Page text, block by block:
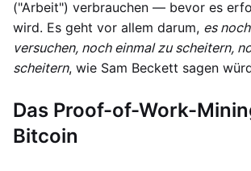
("Arbeit") verbrauchen — bevor es
wird. Es geht vor allem darum, es
versuchen, noch einmal zu scheitern,
scheitern, wie Sam Beckett sagen
Das Proof-of-Work-
Bitcoin